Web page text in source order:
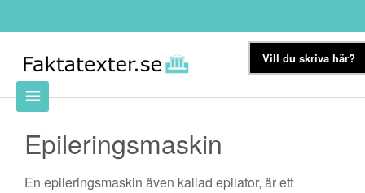
Epileringsmaskin
En epileringsmaskin även kallad epilator, är ett
Vill du skriva här?